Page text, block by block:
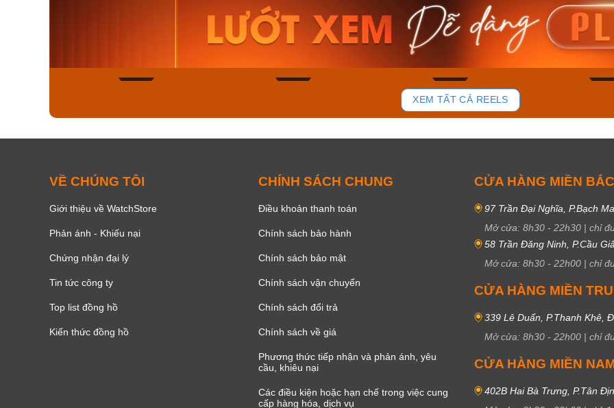
Casio Nam MTS-
115D-1AVDF
2.823.000₫
2.399.550₫
Mua ngay
40
Casio Nam MTS-
RS100L-1AVDF
4.276.000₫
3.634.600₫
Casio
230EL-
Mua
XEM TẤT CẢ REELS
VỀ CHÚNG TÔI
Giới thiệu về WatchStore
Phản ánh - Khiếu nại
Chứng nhận đại lý
Tin tức công ty
Top list đồng hồ
Kiến thức đồng hồ
CHÍNH SÁCH CHUNG
Điều khoản thanh toán
Chính sách bảo hành
Chính sách bảo mật
Chính sách vận chuyển
Chính sách đổi trả
Chính sách về giá
Phương thức tiếp nhận và phản ánh, yêu
cầu, khiêu nại
Các điều kiện hoặc hạn chế trong việc cung
cấp hàng hóa, dịch vụ
CỬA HÀNG MIỀN BẮC
97 Trần Đại Nghĩa, P.Bạch
Mở cửa: 8h30 - 22h30 | chỉ
58 Trần Đăng Ninh, P.Cầu
Mở cửa: 8h30 - 22h00 | chỉ
CỬA HÀNG MIỀN
339 Lê Duẩn, P.Thanh Khê,
Mở cửa: 8h30 - 22h00 | chỉ
CỬA HÀNG MIỀN
402B Hai Bà Trưng, P.Tân